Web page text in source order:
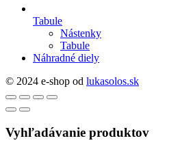
Tabule
Nástenky
Tabule
Náhradné diely
© 2024 e-shop od lukasolos.sk
Vyhľadávanie produktov